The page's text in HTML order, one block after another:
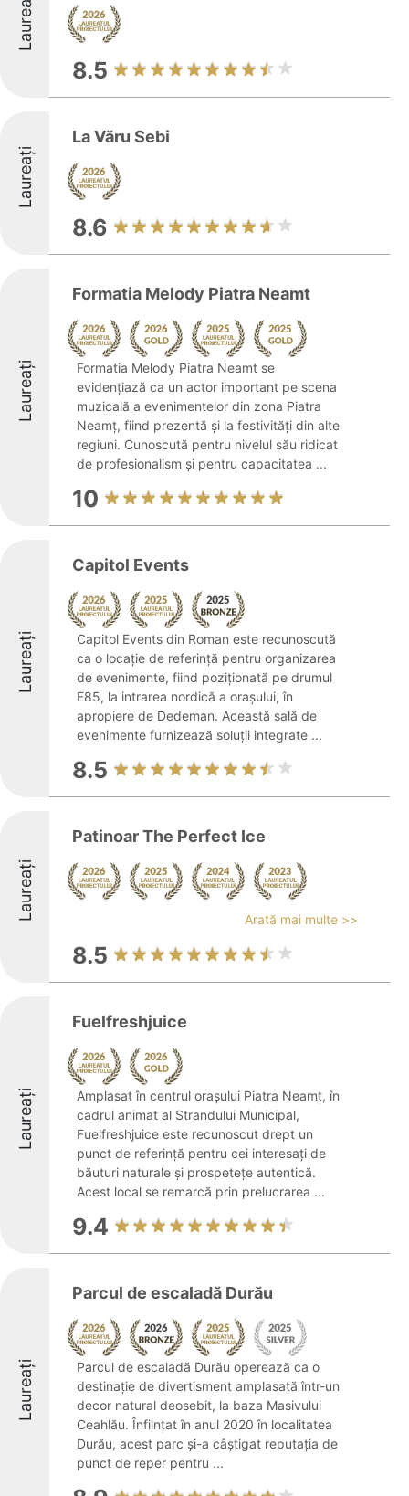
Laureați
8.5
Laureați
La Văru Sebi
8.6
Laureați
Formatia Melody Piatra Neamt
Formatia Melody Piatra Neamt se
evidențiază ca un actor important pe scena
muzicală a evenimentelor din zona Piatra
Neamț, fiind prezentă și la festivități din alte
regiuni. Cunoscută pentru nivelul său ridicat
de profesionalism și pentru capacitatea ...
10
Laureați
Capitol Events
Capitol Events din Roman este recunoscută
ca o locație de referință pentru organizarea
de evenimente, fiind poziționată pe drumul
E85, la intrarea nordică a orașului, în
apropiere de Dedeman. Această sală de
evenimente furnizează soluții integrate ...
8.5
Laureați
Patinoar The Perfect Ice
Arată mai multe >>
8.5
Laureați
Fuelfreshjuice
Amplasat în centrul orașului Piatra Neamț, în
cadrul animat al Strandului Municipal,
Fuelfreshjuice este recunoscut drept un
punct de referință pentru cei interesați de
băuturi naturale și prospetețe autentică.
Acest local se remarcă prin prelucrarea ...
9.4
Laureați
Parcul de escaladă Durău
Parcul de escaladă Durău operează ca o
destinație de divertisment amplasată într-un
decor natural deosebit, la baza Masivului
Ceahlău. Înființat în anul 2020 în localitatea
Durău, acest parc și-a câștigat reputația de
punct de reper pentru ...